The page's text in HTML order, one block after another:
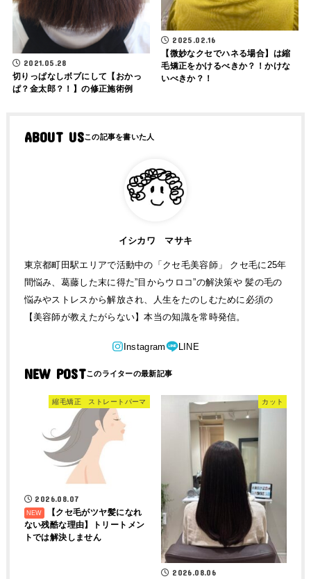
2021.05.28
切りっぱなしボブにして【おかっ
ぱ？金太郎？！】の修正施術例
2025.02.16
【微妙なクセでハネる場合】は縮
毛矯正をかけるべきか？！かけな
いべきか？！
ABOUT US
イシカワ マサキ
東京都町田駅エリアで活動中の「クセ毛美容師」 クセ毛に25年
間悩み、葛藤した末に得た”目からウロコ”の解決策や 髪の毛の
悩みやストレスから解放され、人生をたのしむために必須の
【美容師が教えたがらない】本当の知識を常時発信。
NEW POST
縮毛矯正 ストレートパーマ
2026.08.07
【クセ毛がツヤ髪になれ
ない残酷な理由】トリートメン
トでは解決しません
カット
2026.08.06